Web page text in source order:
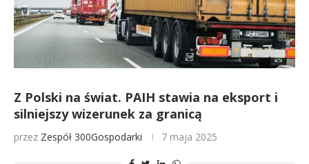
Z Polski na świat. PAIH stawia na eksport i
silniejszy wizerunek za granicą
przez Zespół 300Gospodarki 7 maja 2025